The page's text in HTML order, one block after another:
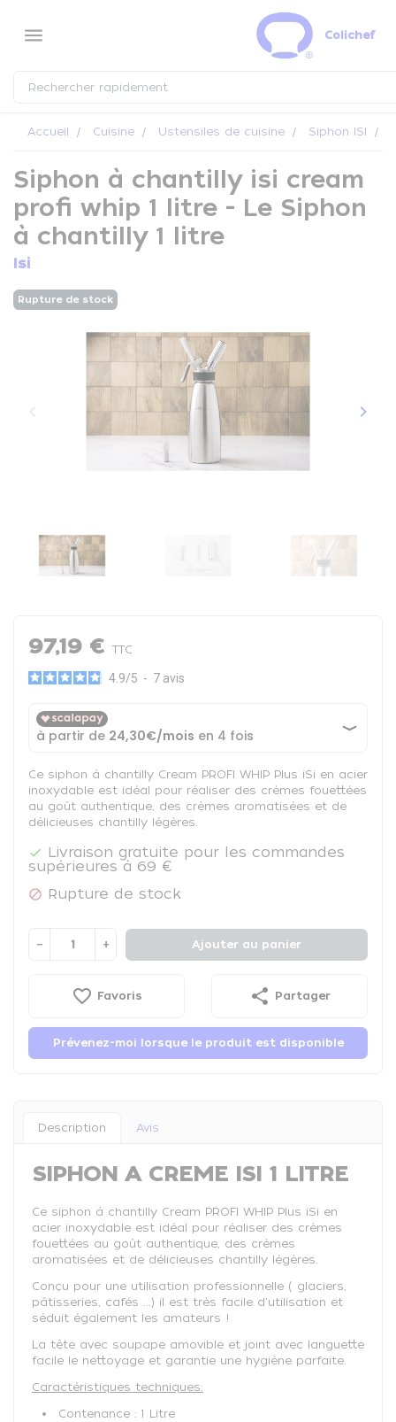
menu Colichef
Accueil Cuisine Ustensiles de cuisine Siphon ISI
Siphon à chantilly isi cream
profi whip 1 litre - Le Siphon
à chantilly 1 litre
Isi
Rupture de stock
Précédent
keyboard_arrow_left keyboard_arrow_right
97,19 € TTC
4.9/5 - 7 avis
Ce siphon à chantilly Cream PROFI WHIP Plus iSi en acier
inoxydable est idéal pour réaliser des crèmes fouettées
au goût authentique, des crèmes aromatisées et de
délicieuses chantilly légères.

Livraison gratuite pour les commandes
supérieures à 69 €
 Rupture de stock
− + Ajouter au panier
favorite_border Favoris share Partager
Prévenez-moi lorsque le produit est disponible
Description Avis
SIPHON A CREME ISI 1 LITRE
Ce siphon à chantilly Cream PROFI WHIP Plus iSi en
acier inoxydable est idéal pour réaliser des crèmes
fouettées au goût authentique, des crèmes
aromatisées et de délicieuses chantilly légères.
Conçu pour une utilisation professionnelle ( glaciers,
pâtisseries, cafés ...) il est très facile d'utilisation et
séduit également les amateurs !
La tête avec soupape amovible et joint avec languette
facile le nettoyage et garantie une hygiène parfaite.
Caractéristiques techniques:
Contenance : 1 Litre